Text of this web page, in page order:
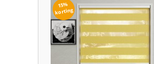
15%
korting